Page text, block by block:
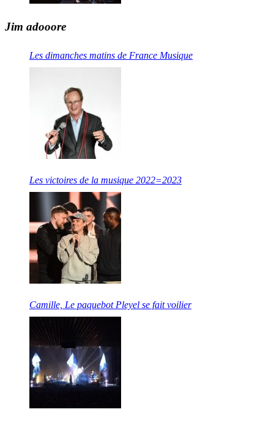
Jim adooore
Les dimanches matins de France Musique
Les victoires de la musique 2022=2023
Camille, Le paquebot Pleyel se fait voilier